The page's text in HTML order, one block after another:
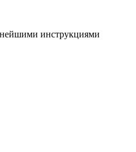
инструкциями